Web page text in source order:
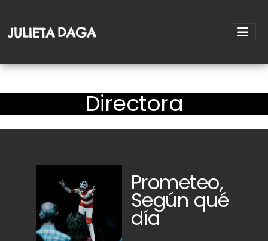
Directora
Prometeo,
Según qué
día